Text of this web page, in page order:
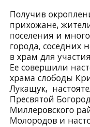
Получив
прихожане,
поселения и
города, соседних
в храм для
Ее совершили
храма слободы
Лукащук,
Пресвятой
Миллеровского
Молородов и